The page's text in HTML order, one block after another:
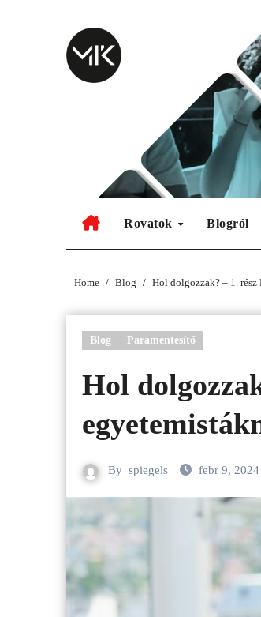
Rovatok Blogról
Home Blog Hol dolgozzak? – 1.
Blog Paramentesítő
Hol
By spiegels febr 9, 2024